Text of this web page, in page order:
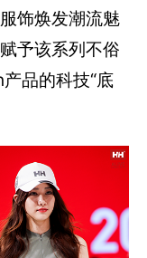
饰焕发潮流魅
予该系列不俗
品的科技“底